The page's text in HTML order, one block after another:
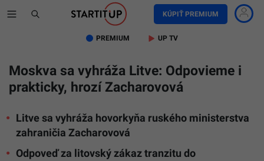
KÚPIŤ PREMIUM
PREMIUM UP TV
Moskva sa vyhráža Litve: Odpovieme i
prakticky, hrozí Zacharovová
Litve sa vyhráža hovorkyňa ruského ministerstva
zahraničia Zacharovová
Odpoveď za litovský zákaz tranzitu do